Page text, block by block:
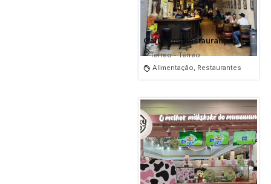
Carlinhos Restaurante
Térreo - Térreo
Alimentação, Restaurantes